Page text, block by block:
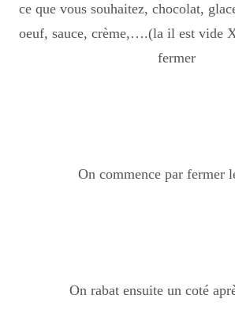
ce que vous souhaitez, chocolat,
oeuf, sauce, crème,….(la il est vide
fermer
On commence par fermer
On rabat ensuite un coté